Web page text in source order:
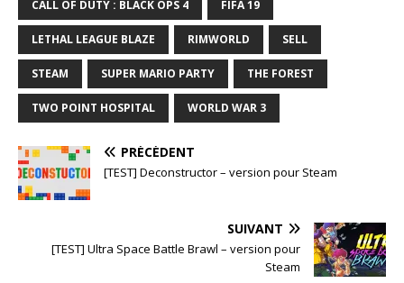
CALL OF DUTY : BLACK OPS 4 FIFA 19
LETHAL LEAGUE BLAZE RIMWORLD SELL
STEAM SUPER MARIO PARTY THE FOREST
TWO POINT HOSPITAL WORLD WAR 3
PRÉCÉDENT
[TEST] Deconstructor – version pour Steam
SUIVANT
[TEST] Ultra Space Battle Brawl – version pour
Steam